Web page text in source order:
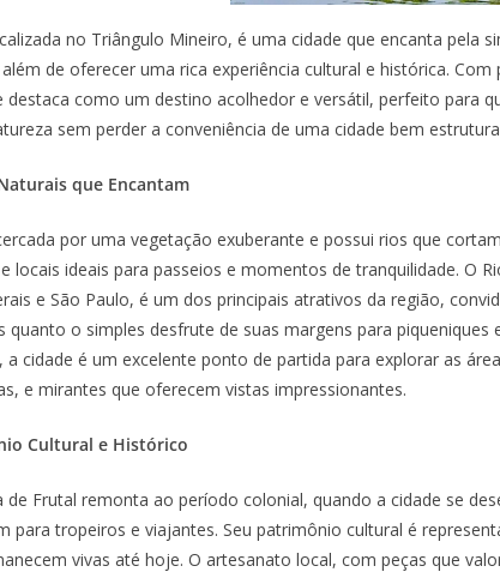
no Triângulo Mineiro, é uma cidade que encanta pela
de oferecer uma rica experiência cultural e histórica.
destaca como um destino acolhedor e versátil, perfeito para
sem perder a conveniência de uma cidade bem
que Encantam
por uma vegetação exuberante e possui rios que
locais ideais para passeios e momentos de tranquilidade. O
e São Paulo, é um dos principais atrativos da região,
quanto o simples desfrute de suas margens para piqueniques
a cidade é um excelente ponto de partida para explorar as
e mirantes que oferecem vistas impressionantes.
Cultural e Histórico
de Frutal remonta ao período colonial, quando a cidade se
para tropeiros e viajantes. Seu patrimônio cultural é
vivas até hoje. O artesanato local, com peças que